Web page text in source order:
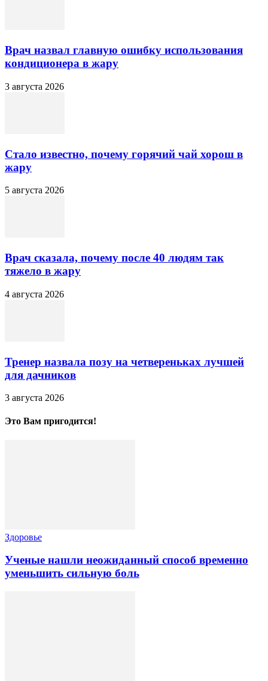
Врач назвал главную ошибку использования
кондиционера в жару
3 августа 2026
Стало известно, почему горячий чай хорош в
жару
5 августа 2026
Врач сказала, почему после 40 людям так
тяжело в жару
4 августа 2026
Тренер назвала позу на четвереньках лучшей
для дачников
3 августа 2026
Это Вам пригодится!
Здоровье
Ученые нашли неожиданный способ временно
уменьшить сильную боль